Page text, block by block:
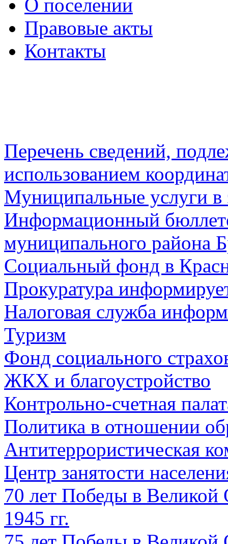
О поселении
Правовые акты
Контакты
Перечень сведений,
использованием
Муниципальные услуги в
Информационный
муниципального района
Социальный фонд в
Прокуратура
Налоговая служба
Туризм
Фонд социального
ЖКХ и благоустройство
Контрольно-счетная
Политика в отношении
Антитеррористическая
Центр занятости
70 лет Победы в Великой
1945 гг.